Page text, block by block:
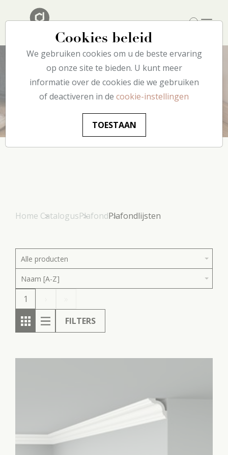
Plafondlijsten
Home CatalogusPlafondPlafondlijsten
Alle producten
Naam [A-Z]
1
FILTERS
Cookies beleid
We gebruiken cookies om u de beste ervaring
op onze site te bieden. U kunt meer
informatie over de cookies die we gebruiken
of deactiveren in de cookie-instellingen
TOESTAAN